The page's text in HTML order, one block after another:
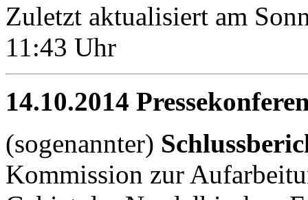
Zuletzt aktualisiert am
11:43 Uhr
14.10.2014
(sogenannter)
Kommission zur